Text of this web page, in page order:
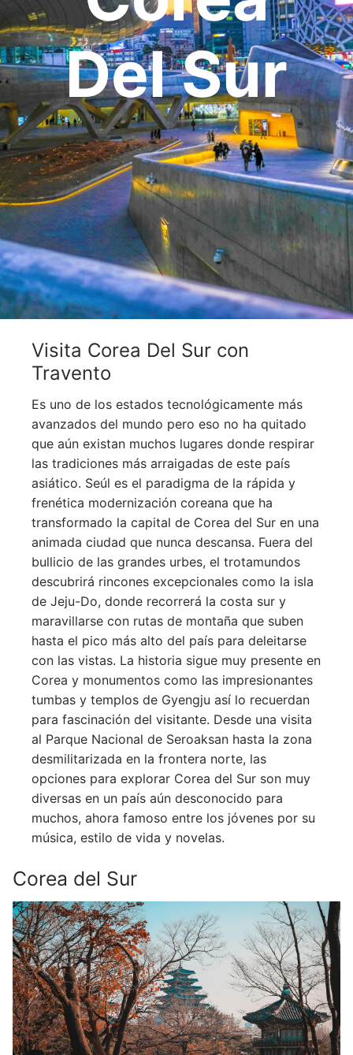
OCEANÍA
ORIENTE MEDIO
SUDAMÉRICA
Del Sur
Visita Corea Del Sur con
Travento
Es uno de los estados tecnológicamente más
avanzados del mundo pero eso no ha quitado
que aún existan muchos lugares donde respirar
las tradiciones más arraigadas de este país
asiático. Seúl es el paradigma de la rápida y
frenética modernización coreana que ha
transformado la capital de Corea del Sur en una
animada ciudad que nunca descansa. Fuera del
bullicio de las grandes urbes, el trotamundos
descubrirá rincones excepcionales como la isla
de Jeju-Do, donde recorrerá la costa sur y
maravillarse con rutas de montaña que suben
hasta el pico más alto del país para deleitarse
con las vistas. La historia sigue muy presente en
Corea y monumentos como las impresionantes
tumbas y templos de Gyengju así lo recuerdan
para fascinación del visitante. Desde una visita
al Parque Nacional de Seroaksan hasta la zona
desmilitarizada en la frontera norte, las
opciones para explorar Corea del Sur son muy
diversas en un país aún desconocido para
muchos, ahora famoso entre los jóvenes por su
música, estilo de vida y novelas.
Corea del Sur